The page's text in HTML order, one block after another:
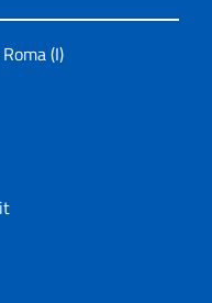
(I)